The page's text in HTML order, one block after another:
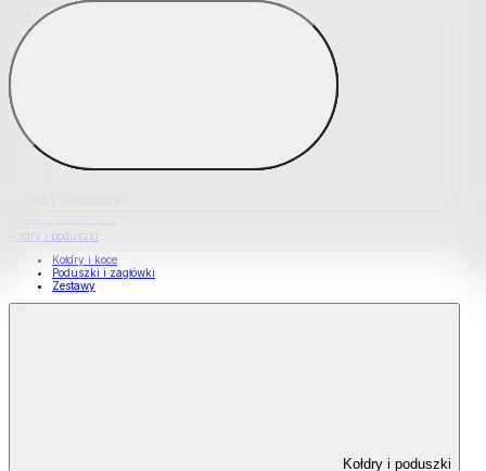
Materace nawierzchniowe
Kołdry i poduszki
Kołdry i koce
Poduszki i zagłówki
Zestawy
Kołdry i poduszki